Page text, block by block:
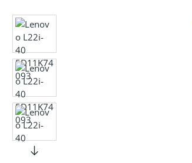
Bildergalerie überspringen